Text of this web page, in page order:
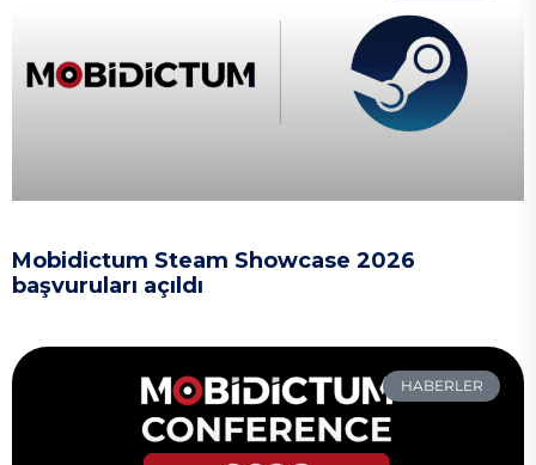
Mobidictum Steam Showcase 2026
başvuruları açıldı
HABERLER